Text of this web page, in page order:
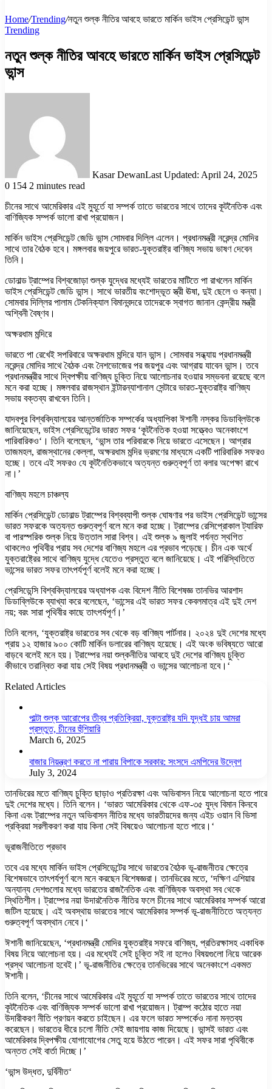
Home/Trending/নতুন শুল্ক নীতির আবহে ভারতে মার্কিন ভাইস প্রেসিডেন্ট ভান্স
Trending
নতুন শুল্ক নীতির আবহে ভারতে মার্কিন ভাইস প্রেসিডেন্ট
ভান্স
Kasar DewanLast Updated: April 24, 2025
0 154 2 minutes read
চীনের সাথে আমেরিকার এই মুহূর্তে যা সম্পর্ক তাতে ভারতের সাথে তাদের কূটনৈতিক এবং
বাণিজ্যিক সম্পর্ক ভালো রাখা প্রয়োজন।
মার্কিন ভাইস প্রেসিডেন্ট জেডি ভান্স সোমবার দিল্লি এলেন। প্রধানমন্ত্রী নরেন্দ্র মোদির
সাথে তার বৈঠক হবে। মঙ্গলবার জয়পুরে ভারত-যুক্তরাষ্ট্র বাণিজ্য সভায় ভাষণ দেবেন
তিনি।
ডোনাল্ড ট্রাম্পের বিশ্বজোড়া শুল্ক যুদ্ধের মধ্যেই ভারতের মাটিতে পা রাখলেন মার্কিন
ভাইস প্রেসিডেন্ট জেডি ভান্স। সাথে ভারতীয় বংশোদ্ভূত স্ত্রী ঊষা, দুই ছেলে ও কন্যা।
সোমবার দিল্লির পালাম টেকনিক্যাল বিমানবন্দরে তাদেরকে স্বাগত জানান কেন্দ্রীয় মন্ত্রী
অশ্বিনী বৈষ্ণব।
অক্ষরধাম মন্দিরে
ভারতে পা রেখেই সপরিবারে অক্ষরধাম মন্দিরে যান ভান্স। সোমবার সন্ধ্যায় প্রধানমন্ত্রী
নরেন্দ্র মোদির সাথে বৈঠক এবং নৈশভোজের পর জয়পুর এবং আগ্রায় যাবেন ভান্স। তবে
প্রধানমন্ত্রীর সাথে দ্বিপক্ষীয় বাণিজ্য চুক্তি নিয়ে আলোচনার হওয়ার সম্ভবনা রয়েছে বলে
মনে করা হচ্ছে। মঙ্গলবার রাজস্থান ইন্টারন্যাশানাল সেন্টারে ভারত-যুক্তরাষ্ট্র বাণিজ্য
সভায় বক্তব্য রাখবেন তিনি।
যাদবপুর বিশ্ববিদ্যালয়ের আন্তর্জাতিক সম্পর্কের অধ্যাপিকা ঈশানী নস্কর ডিডাব্লিউকে
জানিয়েছেন, ভাইস প্রেসিডেন্টের ভারত সফর ‘কূটনৈতিক হওয়া সত্ত্বেও অনেকাংশে
পারিবারিকও‘। তিনি বলেছেন, ‘ভান্স তার পরিবারকে নিয়ে ভারতে এসেছেন। আগ্রার
তাজমহল, রাজস্থানের কেল্লা, অক্ষরধাম মন্দির ভ্রমণের মাধ্যমে একটি পারিবারিক সফরও
হচ্ছে। তবে এই সফরও যে কূটনৈতিকভাবে অত্যন্ত গুরুত্বপূর্ণ তা বলার অপেক্ষা রাখে
না।’
বাণিজ্য মহলে চাঞ্চল্য
মার্কিন প্রেসিডেন্ট ডোনাল্ড ট্রাম্পের বিশ্বব্যাপী শুল্ক ঘোষণার পর ভাইস প্রেসিডেন্ট ভান্সের
ভারত সফরকে অত্যন্ত গুরুত্বপূর্ণ বলে মনে করা হচ্ছে। ট্রাম্পের রেসিপ্রোকাল ট্যারিফ
বা পারস্পরিক শুল্ক নিয়ে উত্তাল সারা বিশ্ব। এই শুল্ক ৯ জুলাই পর্যন্ত স্থগিত
থাকলেও পৃথিবীর প্রায় সব দেশের বাণিজ্য মহলে এর প্রভাব পড়েছে। চীন এক অর্থে
যুক্তরাষ্ট্রের সাথে বাণিজ্য যুদ্ধে যেতেও প্রস্তুত বলে জানিয়েছে। এই পরিস্থিতিতে
ভান্সের ভারত সফর তাৎপর্যপূর্ণ বলেই মনে করা হচ্ছে।
প্রেসিডেন্সি বিশ্ববিদ্যালয়ের অধ্যাপক এবং বিদেশ নীতি বিশেষজ্ঞ তানভির আরশাদ
ডিডাব্লিউকে ব্যাখ্যা করে বলেছেন, ‘ভান্সের এই ভারত সফর কেবলমাত্র এই দুই দেশ
নয়; বরং সারা পৃথিবীর কাছে তাৎপর্যপূর্ণ।’
তিনি বলেন, ‘যুক্তরাষ্ট্র ভারতের সব থেকে বড় বাণিজ্য পার্টনার। ২০২৪ দুই দেশের মধ্যে
প্রায় ১২ হাজার ৯০০ কোটি মার্কিন ডলারের বাণিজ্য হয়েছে। এই অংক ভবিষ্যতে আরো
বাড়বে বলেই মনে হয়। ট্রাম্পের নয়া শুল্কনীতির আবহে দুই দেশের বাণিজ্য চুক্তি
কীভাবে তরান্বিত করা যায় সেই বিষয় প্রধানমন্ত্রী ও ভান্সের আলোচনা হবে।‘
Related Articles
পাল্টা শুল্ক আরোপের তীব্র প্রতিক্রিয়া, যুক্তরাষ্ট্র যদি যুদ্ধই চায় আমরা
প্রস্তুত, চীনের হুঁশিয়ারি
March 6, 2025
বাজার নিয়ন্ত্রণ করতে না পারায় বিপাকে সরকার: সংসদে এমপিদের উদ্বেগ
July 3, 2024
তানভিরের মতে বাণিজ্য চুক্তি ছাড়াও প্রতিরক্ষা এবং অভিবাসন নিয়ে আলোচনা হতে পারে
দুই দেশের মধ্যে। তিনি বলেন। ‘ভারত আমেরিকার থেকে এফ-৩৫ যুদ্ধ বিমান কিনবে
কিনা এবং ট্রাম্পের নতুন অভিবাসন নীতির মধ্যে ভারতীয়দের জন্য এইচ ওয়ান বি ভিসা
প্রক্রিয়া সরলীকরণ করা যায় কিনা সেই বিষয়েও আলোচনা হতে পারে।‘
ভূরাজনীতিতে প্রভাব
তবে এর মধ্যে মার্কিন ভাইস প্রেসিডেন্টের সাথে ভারতের বৈঠক ভূ-রাজনীতর ক্ষেত্রে
বিশেষভাবে তাৎপর্যপূর্ণ বলে মনে করছেন বিশেষজ্ঞরা। তানভিরের মতে, ‘দক্ষিণ এশিয়ার
অন্যান্য দেশগুলোর মধ্যে ভারতের রাজনৈতিক এবং বাণিজ্যিক অবস্থা সব থেকে
স্থিতিশীল। ট্রাম্পের নয়া উদারনৈতিক নীতির ফলে চীনের সাথে আমেরিকার সম্পর্ক আরো
জটিল হয়েছে। এই অবস্থায় ভারতের সাথে আমেরিকার সম্পর্ক ভূ-রাজনীতিতে অত্যন্ত
গুরুত্বপূর্ণ অবস্থান নেবে।‘
ঈশানী জানিয়েছেন, ‘প্রধানমন্ত্রী মোদির যুক্তরাষ্ট্র সফরে বাণিজ্য, প্রতিরক্ষাসহ একাধিক
বিষয় নিয়ে আলোচনা হয়। এর মধ্যেই সেই চুক্তি সই না হলেও বিষয়গুলো নিয়ে আরেক
প্রস্থ আলোচনা হবেই।’ ভূ-রাজনীতির ক্ষেত্রে তানভিরের সাথে অনেকাংশে একমত
ঈশানী।
তিনি বলেন, ‘চীনের সাথে আমেরিকার এই মুহূর্তে যা সম্পর্ক তাতে ভারতের সাথে তাদের
কূটনৈতিক এবং বাণিজ্যিক সম্পর্ক ভালো রাখা প্রয়োজন। ট্রাম্প কঠোর হাতে নয়া
উদারীকরণ নীতি প্রণয়ন করতে চাইছেন। এর ফলে ভারত সম্পর্কেও নানা মন্তব্য
করেছেন। ভারতের ধীরে চলো নীতি সেই জায়গায় কাজ দিয়েছে। ভান্সই ভারত এবং
আমেরিকার দ্বিপক্ষীয় যোগাযোগের সেতু হয়ে উঠতে পারেন। এই সফর সারা পৃথিবীকে
অন্তত সেই বার্তা দিচ্ছে।’
‘ভান্স উদ্ধত, দুর্বিনীত‘